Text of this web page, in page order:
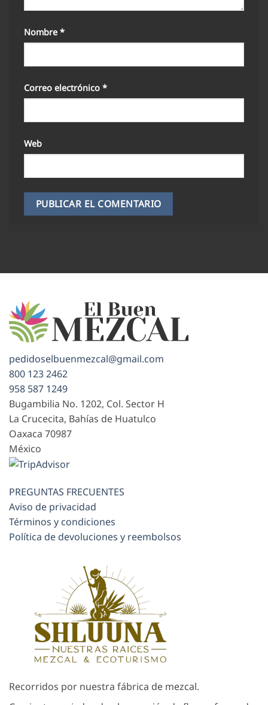
Nombre *
Correo electrónico *
Web
pedidoselbuenmezcal@gmail.com
800 123 2462
958 587 1249
Bugambilia No. 1202, Col. Sector H
La Crucecita, Bahías de Huatulco
Oaxaca 70987
México
PREGUNTAS FRECUENTES
Aviso de privacidad
Términos y condiciones
Política de devoluciones y reembolsos
Recorridos por nuestra fábrica de mezcal.